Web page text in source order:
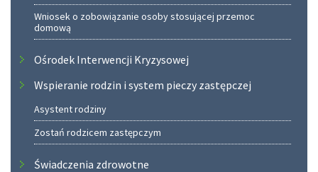
Wniosek o zobowiązanie osoby stosującej przemoc
domową
Ośrodek Interwencji Kryzysowej
Wspieranie rodzin i system pieczy zastępczej
Asystent rodziny
Zostań rodzicem zastępczym
Świadczenia zdrowotne